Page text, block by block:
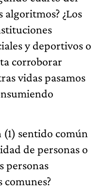
algoritmos? ¿Los
y deportivos o
corroborar
vidas pasamos
(1) sentido común
de personas o
personas
comunes?